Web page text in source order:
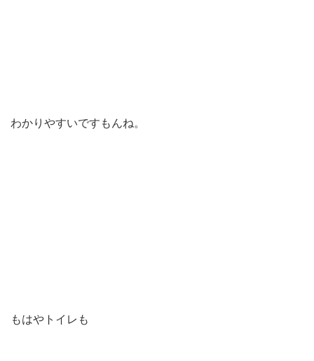
わかりやすいですもんね。
もはやトイレも